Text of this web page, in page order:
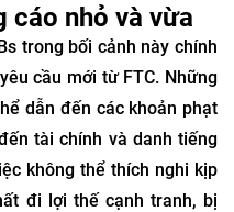
cáo nhỏ và vừa
trong bối cảnh này chính
cầu mới từ FTC. Những
dẫn đến các khoản phạt
tài chính và danh tiếng
không thể thích nghi kịp
đi lợi thế cạnh tranh, bị